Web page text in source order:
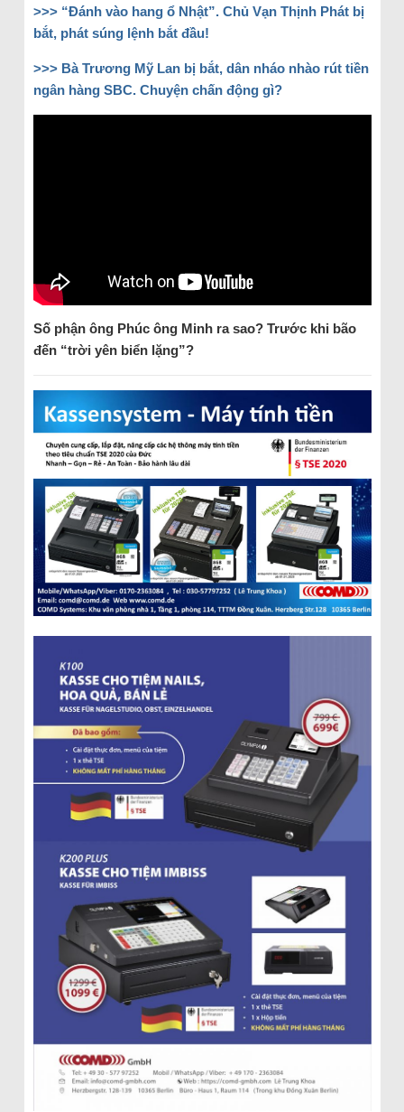
>>> “Đánh vào hang ổ Nhật”. Chủ Vạn Thịnh Phát bị
bắt, phát súng lệnh bắt đầu!
>>> Bà Trương Mỹ Lan bị bắt, dân nháo nhào rút tiền
ngân hàng SBC. Chuyện chấn động gì?
Số phận ông Phúc ông Minh ra sao? Trước khi bão
đến “trời yên biển lặng”?